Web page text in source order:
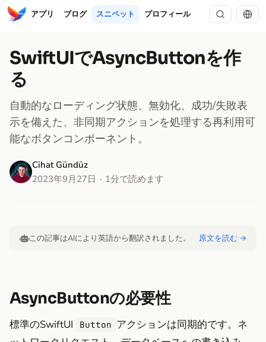
アプリ ブログ スニペット プロフィール
SwiftUIでAsyncButtonを作
る
自動的なローディング状態、無効化、成功/失敗表
示を備えた、非同期アクションを処理する再利用可
能なボタンコンポーネント。
Cihat Gündüz
2023年9月27日
1分で読めます
この記事はAIにより英語から翻訳されました。 原文を読む →
AsyncButtonの必要性
標準のSwiftUI Button アクションは同期的です。ネ